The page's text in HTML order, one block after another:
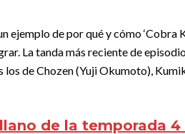
de por qué y cómo ‘Cobra
La tanda más reciente de
de Chozen (Yuji Okumoto),
de la temporada 4